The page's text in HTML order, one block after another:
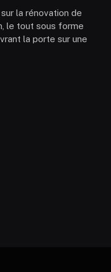
la rénovation de
le tout sous forme
la porte sur une